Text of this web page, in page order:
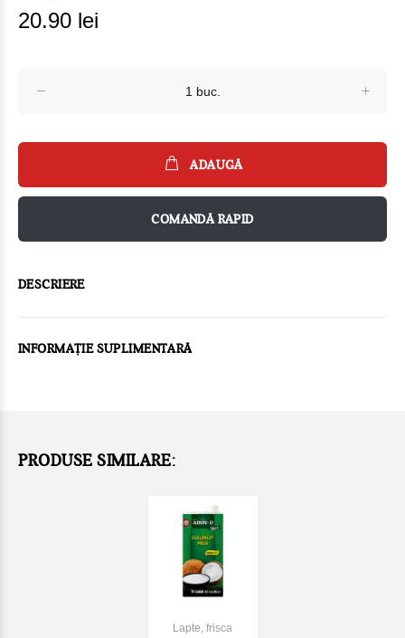
20.90 lei
ADAUGĂ
COMANDĂ RAPID
DESCRIERE
INFORMAȚIE SUPLIMENTARĂ
PRODUSE SIMILARE:
Lapte, frisca